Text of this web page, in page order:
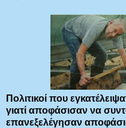
Πολιτικοί που
γιατί αποφάσισαν να
επανεξελέγησαν